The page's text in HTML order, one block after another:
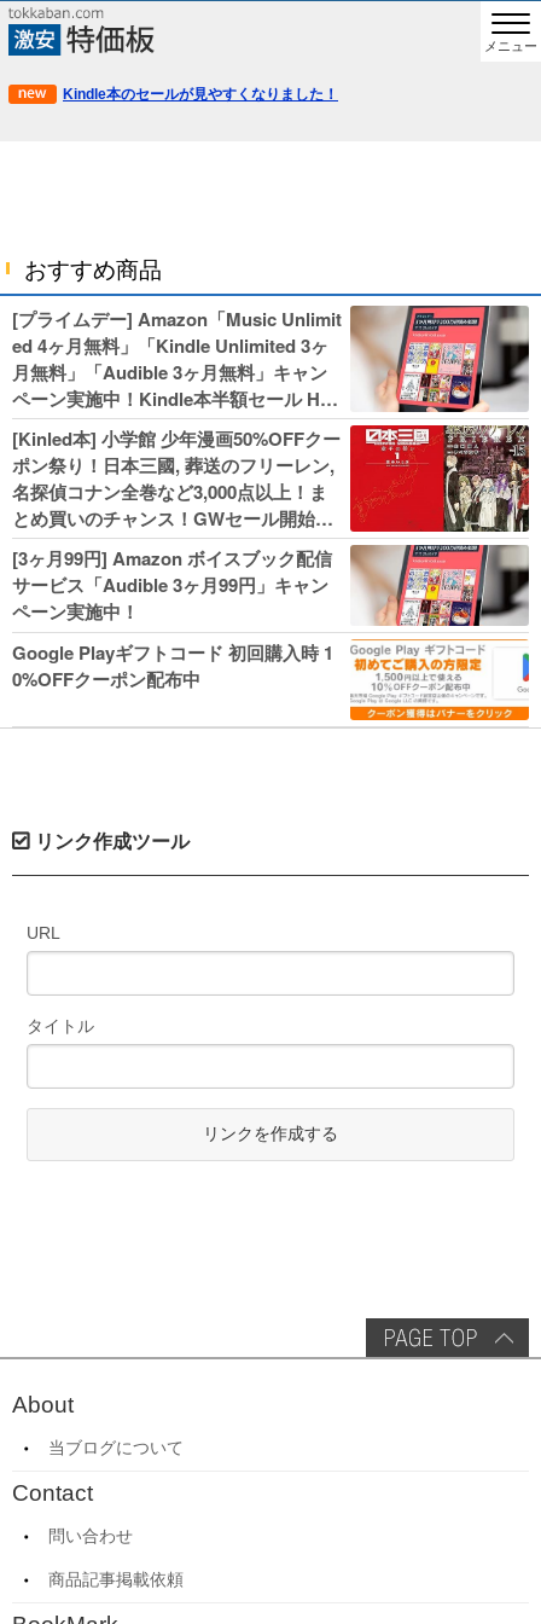
メニュー
Kindle本のセールが見やすくなりました！
おすすめ商品
[プライムデー] Amazon「Music Unlimit
ed 4ヶ月無料」「Kindle Unlimited 3ヶ
月無料」「Audible 3ヶ月無料」キャン
ペーン実施中！Kindle本半額セール HU
NTER×HUNTERなど集英社、無職転生,
幼女戦記などKADOKAWA、キャプテン
翼100円セールも！
[Kinled本] 小学館 少年漫画50%OFFクー
ポン祭り！日本三國, 葬送のフリーレン,
名探偵コナン全巻など3,000点以上！ま
とめ買いのチャンス！GWセール開始！
人気コミック多数 カドカワ祭やIT関連本
がセールに！
[3ヶ月99円] Amazon ボイスブック配信
サービス「Audible 3ヶ月99円」キャン
ペーン実施中！
Google Playギフトコード 初回購入時 1
0%OFFクーポン配布中
リンク作成ツール
URL
タイトル
リンクを作成する
About
当ブログについて
Contact
問い合わせ
商品記事掲載依頼